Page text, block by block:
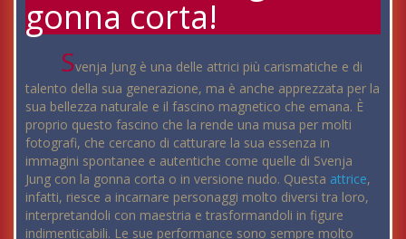
gonna corta!
Svenja Jung è una delle attrici più carismatiche e di
talento della sua generazione, ma è anche apprezzata per la
sua bellezza naturale e il fascino magnetico che emana. È
proprio questo fascino che la rende una musa per molti
fotografi, che cercano di catturare la sua essenza in
immagini spontanee e autentiche come quelle di Svenja
Jung con la gonna corta o in versione nudo. Questa attrice,
infatti, riesce a incarnare personaggi molto diversi tra loro,
interpretandoli con maestria e trasformandoli in figure
indimenticabili. Le sue performance sono sempre molto